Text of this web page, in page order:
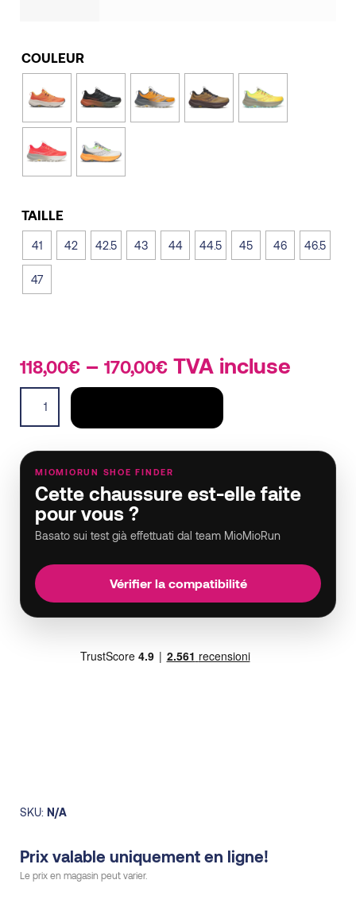
COULEUR
TAILLE
41 42 42.5 43 44 44.5 45 46 46.5
47
118,00€ – 170,00€ Price
range:
through
170,00€
TVA incluse
Ultra
homme
quantity
MIOMIORUN SHOE FINDER
Cette chaussure est-elle faite
pour vous ?
Basato sui test già effettuati dal team MioMioRun
Vérifier la compatibilité
SKU: N/A
Prix valable uniquement en ligne!
Le prix en magasin peut varier.